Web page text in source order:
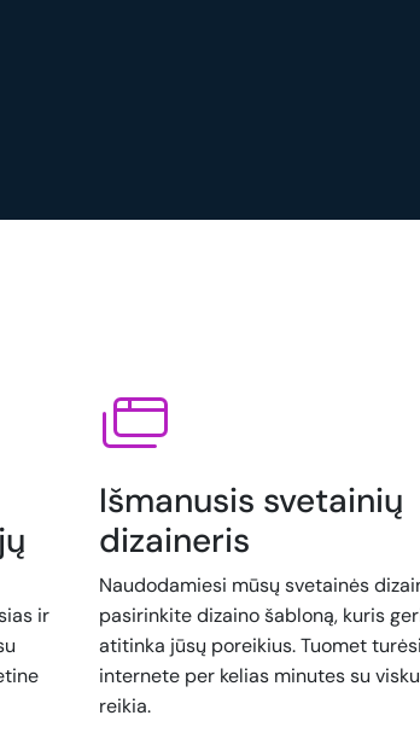
ir
Išmanusis svetainių
dizaineris
Naudodamiesi mūsų svetainės
pasirinkite dizaino šabloną, kuris
atitinka jūsų poreikius. Tuomet
internete per kelias minutes su
reikia.